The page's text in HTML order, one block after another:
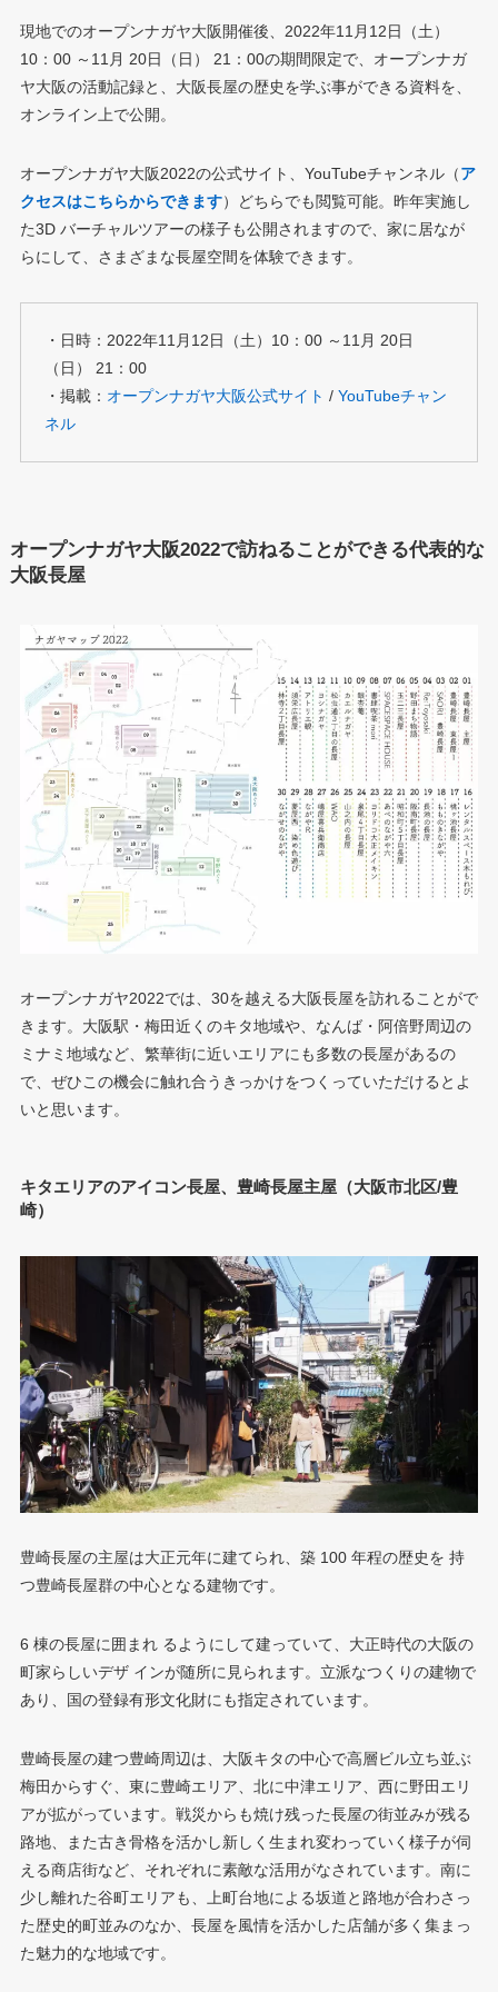
現地でのオープンナガヤ大阪開催後、2022年11月12日（土）
10：00 ～11月 20日（日） 21：00の期間限定で、オープンナガ
ヤ大阪の活動記録と、大阪長屋の歴史を学ぶ事ができる資料を、
オンライン上で公開。
オープンナガヤ大阪2022の公式サイト、YouTubeチャンネル（ア
クセスはこちらからできます）どちらでも閲覧可能。昨年実施し
た3D バーチャルツアーの様子も公開されますので、家に居なが
らにして、さまざまな長屋空間を体験できます。
・日時：2022年11月12日（土）10：00 ～11月 20日
（日） 21：00
・掲載： オープンナガヤ大阪公式サイト / YouTubeチャン
ネル
オープンナガヤ大阪2022で訪ねることができる代表的な
大阪長屋
オープンナガヤ2022では、30を越える大阪長屋を訪れることがで
きます。大阪駅・梅田近くのキタ地域や、なんば・阿倍野周辺の
ミナミ地域など、繁華街に近いエリアにも多数の長屋があるの
で、ぜひこの機会に触れ合うきっかけをつくっていただけるとよ
いと思います。
キタエリアのアイコン長屋、豊崎長屋主屋（大阪市北区/豊
崎）
豊崎長屋の主屋は大正元年に建てられ、築 100 年程の歴史を 持
つ豊崎長屋群の中心となる建物です。
6 棟の長屋に囲まれ るようにして建っていて、大正時代の大阪の
町家らしいデザ インが随所に見られます。立派なつくりの建物で
あり、国の登録有形文化財にも指定されています。
豊崎長屋の建つ豊崎周辺は、大阪キタの中心で高層ビル立ち並ぶ
梅田からすぐ、東に豊崎エリア、北に中津エリア、西に野田エリ
アが拡がっています。戦災からも焼け残った長屋の街並みが残る
路地、また古き骨格を活かし新しく生まれ変わっていく様子が伺
える商店街など、それぞれに素敵な活用がなされています。南に
少し離れた谷町エリアも、上町台地による坂道と路地が合わさっ
た歴史的町並みのなか、長屋を風情を活かした店舗が多く集まっ
た魅力的な地域です。